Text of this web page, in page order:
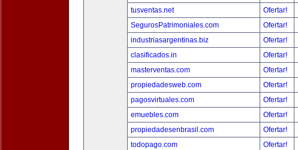
tusventas.net
Ofertar!
SegurosPatrimoniales.com
Ofertar!
industriasargentinas.biz
Ofertar!
clasificados.in
Ofertar!
masterventas.com
Ofertar!
propiedadesweb.com
Ofertar!
pagosvirtuales.com
Ofertar!
emuebles.com
Ofertar!
propiedadesenbrasil.com
Ofertar!
todopago.com
Ofertar!